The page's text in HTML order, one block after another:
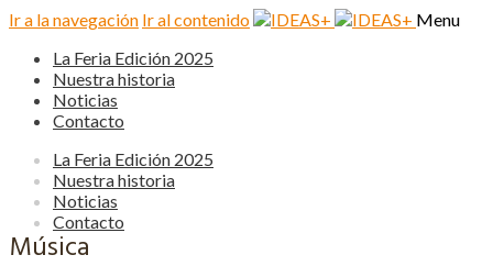
Ir a la navegación Ir al contenido
Menu
La Feria Edición 2025
Nuestra historia
Noticias
Contacto
La Feria Edición 2025
Nuestra historia
Noticias
Contacto
Música